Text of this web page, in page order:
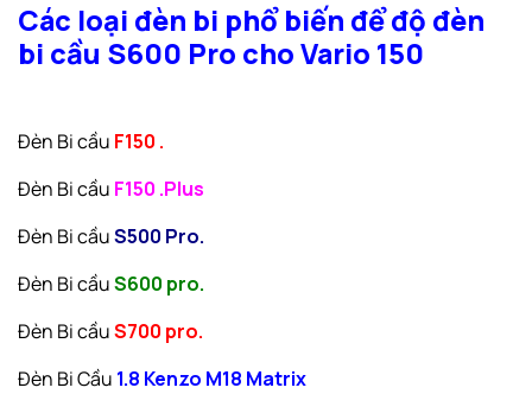
Các loại đèn bi phổ biến để độ đèn
bi cầu S600 Pro cho Vario 150
Đèn Bi cầu F150 .
Đèn Bi cầu F150 .Plus
Đèn Bi cầuS500 Pro.
Đèn Bi cầuS600 pro.
Đèn Bi cầuS700 pro.
Đèn Bi Cầu 1.8 Kenzo M18 Matrix